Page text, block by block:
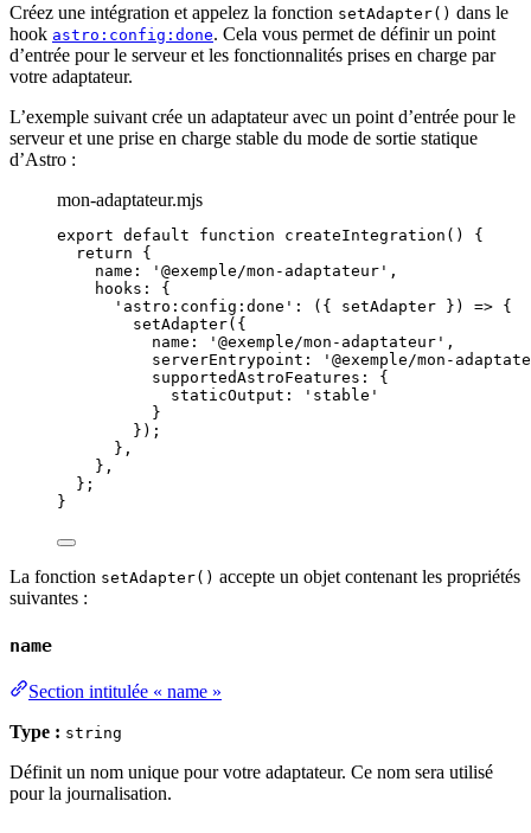
Créez une intégration et appelez la fonction setAdapter() dans le
hook astro:config:done. Cela vous permet de définir un point
d’entrée pour le serveur et les fonctionnalités prises en charge par
votre adaptateur.
L’exemple suivant crée un adaptateur avec un point d’entrée pour le
serveur et une prise en charge stable du mode de sortie statique
d’Astro :
mon-adaptateur.mjs
export default function createIntegration ()
{
return {
name:
' @exemple/mon-adaptateur ' ,
hooks: {
' astro:config:done ' : ( { setAdapter } ) => {
setAdapter({
name:
' @exemple/mon-adaptateur ' ,
serverEntrypoint:
' @exemple/mon-
supportedAstroFeatures: {
staticOutput:
' stable '
}
});
} ,
} ,
};
}
La fonction setAdapter() accepte un objet contenant les propriétés
suivantes :
name
Section intitulée « name »
Type : string
Définit un nom unique pour votre adaptateur. Ce nom sera utilisé
pour la journalisation.